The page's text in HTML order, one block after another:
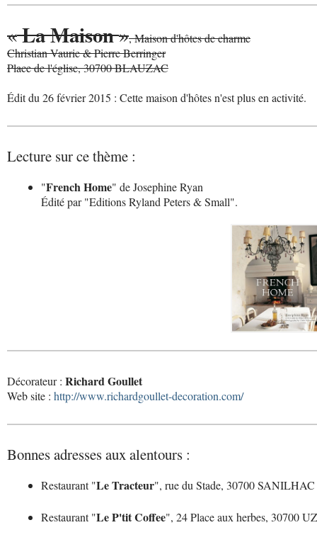
«La Maison», Maison d'hôtes de charme
Christian Vaurie & Pierre Berringer
Place de l'église, 30700 BLAUZAC
Édit du 26 février 2015 : Cette maison d'hôtes n'est plus en activité.
Lecture sur ce thème :
"French Home" de Josephine Ryan
Édité par "Editions Ryland Peters & Small".
Décorateur : Richard Goullet
Web site : http://www.richardgoullet-decoration.com/
Bonnes adresses aux alentours :
Restaurant "Le Tracteur", rue du Stade, 30700
Restaurant "Le P'tit Coffee", 24 Place aux herbes, 30700